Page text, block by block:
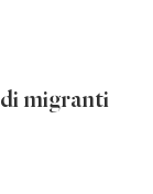
migranti